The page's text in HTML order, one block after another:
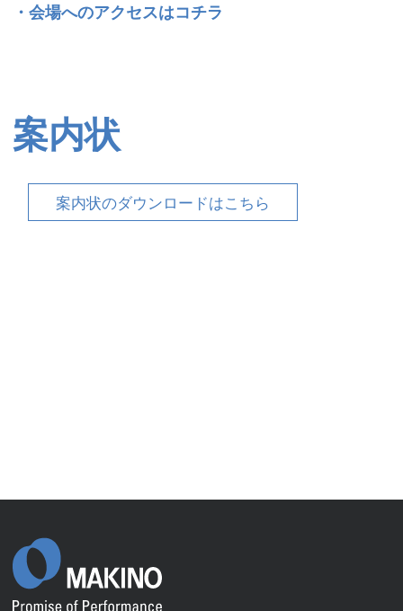
・会場へのアクセスはコチラ
案内状
案内状のダウンロードはこちら